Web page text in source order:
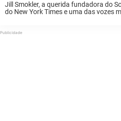
Jill Smokler, a querida fundadora do
do New York Times e uma das vozes